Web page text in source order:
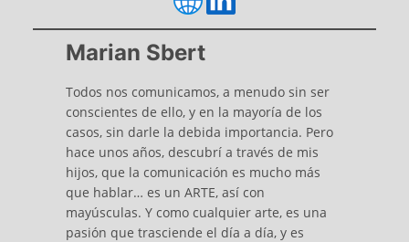
Marian Sbert
Todos nos comunicamos, a menudo sin ser
conscientes de ello, y en la mayoría de los
casos, sin darle la debida importancia. Pero
hace unos años, descubrí a través de mis
hijos, que la comunicación es mucho más
que hablar… es un ARTE, así con
mayúsculas. Y como cualquier arte, es una
pasión que trasciende el día a día, y es